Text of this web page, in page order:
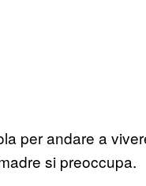
per andare a
si preoccupa.